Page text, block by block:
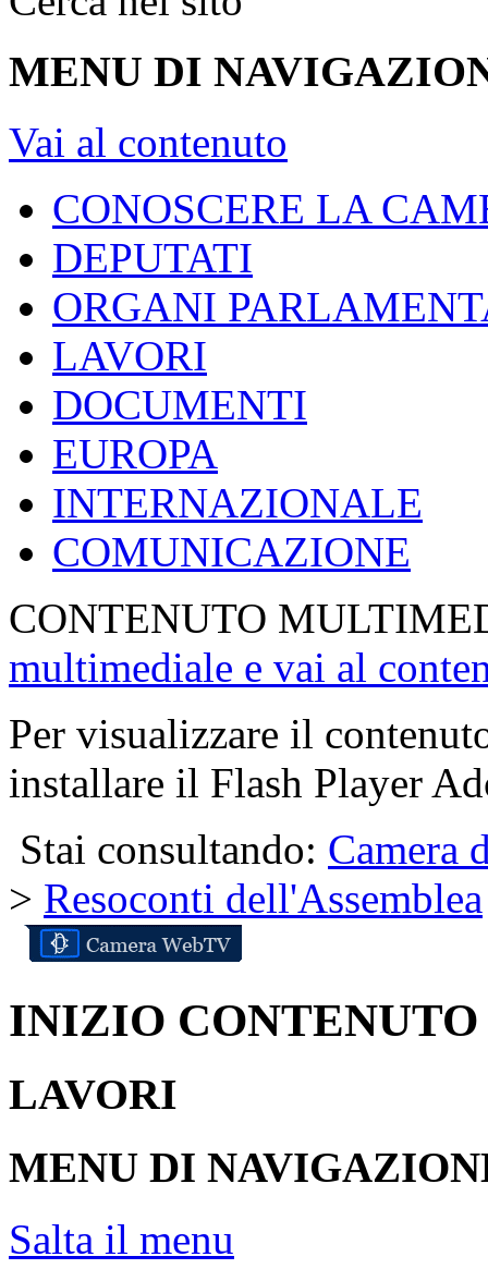
MENU DI
Vai al contenuto
CONOSCERE LA
DEPUTATI
ORGANI
LAVORI
DOCUMENTI
EUROPA
INTERNAZIONALE
COMUNICAZIONE
CONTENUTO
multimediale e vai al
Per visualizzare il
installare il Flash Player
Stai consultando: Camera
> Resoconti dell'Assemblea
INIZIO CONTENUTO
LAVORI
MENU DI
Salta il menu